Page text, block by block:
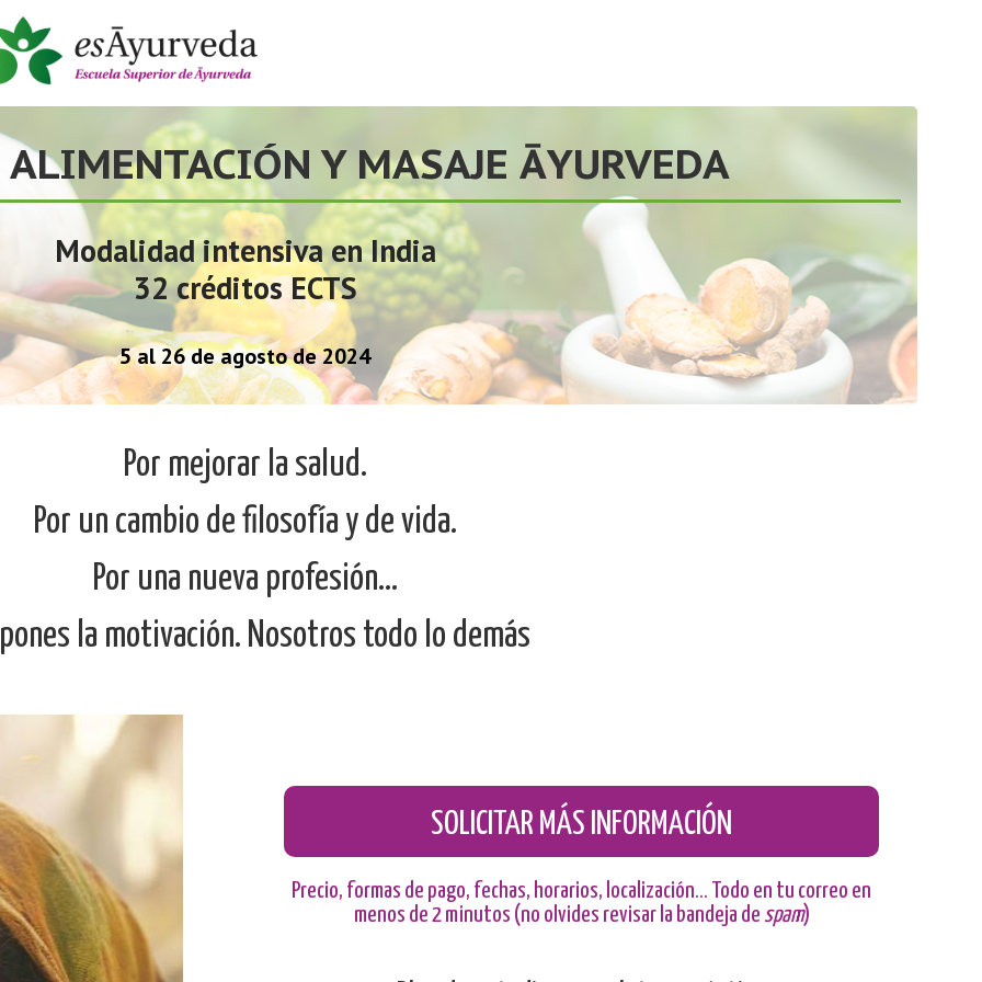
Y MASAJE ĀYURVEDA
Modalidad intensiva en India
32 créditos ECTS
5 al 26 de agosto de 2024
Por mejorar la salud.
Por un cambio de filosofía y de vida.
Por una nueva profesión...
la motivación. Nosotros todo lo demás
SOLICITAR MÁS INFORMACIÓN
Precio, formas de pago, fechas, horarios, localización… Todo en tu correo en
menos de 2 minutos (no olvides revisar la bandeja de spam)